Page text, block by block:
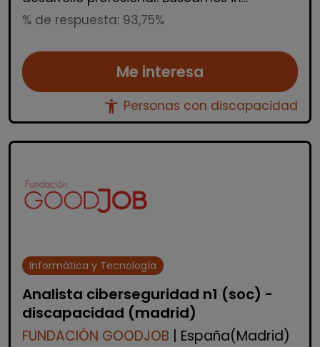
% de respuesta: 93,75%
Me interesa
accessibility_new Personas con discapacidad
Informática y Tecnología
Analista ciberseguridad n1 (soc) -
discapacidad (madrid)
FUNDACIÓN GOODJOB | España(Madrid)